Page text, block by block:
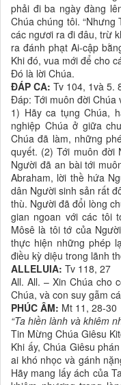
phải đi ba ngày đàng
Chúa chúng tôi.
các ngươi ra đi đâu, trừ
ra đánh phạt Ai-cập
Khi đó, vua mới để cho
Đó là lời Chúa.
ĐÁP CA: Tv 104, 1và 5.
Đáp: Tới muôn đời Chúa
1) Hãy ca tụng Chúa,
nghiệp Chúa ở giữa
Chúa đã làm, những
quyết. (2) Tới muôn đời
Người đã an bài tới
Abraham, lời thề hứa
dân Người sinh sản rất
thù. Người đã đổi lòng
gian ngoan với các tôi
Môsê là tôi tớ của
thực hiện những phép
điều kỳ diệu trong lãnh
ALLELUIA: Tv 118, 27
All. All. – Xin Chúa cho
Chúa, và con suy gẫm
PHÚC ÂM: Mt 11, 28-30
“Ta hiền lành và khiêm
Tin Mừng Chúa Giêsu
Khi ấy, Chúa Giêsu
ai khó nhọc và gánh
Hãy mang lấy ách của